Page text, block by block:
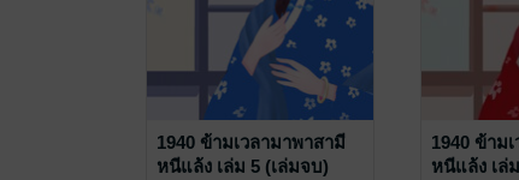
1940 ข้ามเวลามาพาสามี
หนีแล้ง เล่ม 5 (เล่มจบ)
1940 ข้าม
หนีแล้ง เล่